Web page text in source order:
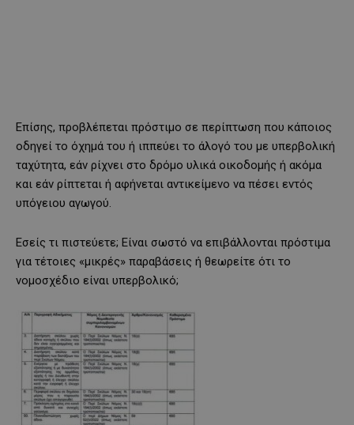
Επίσης, προβλέπεται πρόστιμο σε περίπτωση που κάποιος
οδηγεί το όχημά του ή ιππεύει το άλογό του με υπερβολική
ταχύτητα, εάν ρίχνει στο δρόμο υλικά οικοδομής ή ακόμα
και εάν ρίπτεται ή αφήνεται αντικείμενο να πέσει εντός
υπόγειου αγωγού.
Εσείς τι πιστεύετε; Είναι σωστό να επιβάλλονται πρόστιμα
για τέτοιες «μικρές» παραβάσεις ή θεωρείτε ότι το
νομοσχέδιο είναι υπερβολικό;